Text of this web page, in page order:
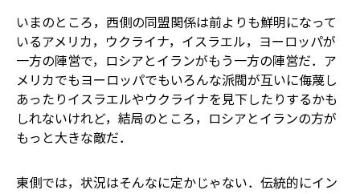
いまのところ，西側の同盟関係は前よりも鮮明になって
いる――アメリカ，ウクライナ，イスラエル，ヨーロッパが
一方の陣営で，ロシアとイランがもう一方の陣営だ．ア
メリカでもヨーロッパでもいろんな派閥が互いに侮蔑し
あったりイスラエルやウクライナを見下したりするかも
しれないけれど，結局のところ，ロシアとイランの方が
もっと大きな敵だ．
東側では，状況はそんなに定かじゃない．伝統的にイン